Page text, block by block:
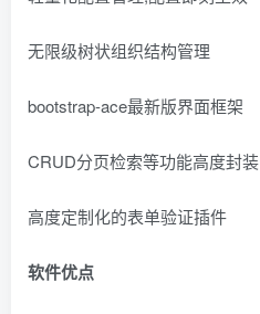
无限级树状组织结构管理
bootstrap-ace最新版界面框架
CRUD分页检索等功能高度封装
高度定制化的表单验证插件
软件优点